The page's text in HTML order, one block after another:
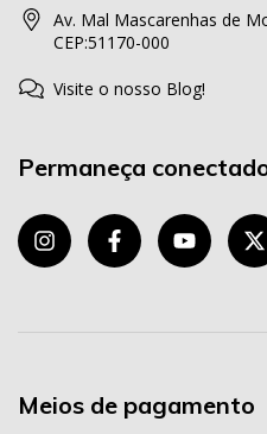
Av. Mal Mascarenhas de
CEP:51170-000
Visite o nosso Blog!
Permaneça
Meios de pagamento